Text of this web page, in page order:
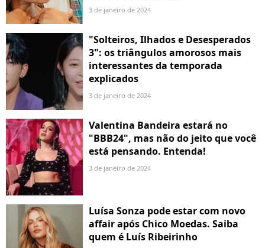
3 de janeiro de 2024
"Solteiros, Ilhados e Desesperados
3": os triângulos amorosos mais
interessantes da temporada
explicados
3 de janeiro de 2024
Valentina Bandeira estará no
"BBB24", mas não do jeito que você
está pensando. Entenda!
3 de janeiro de 2024
Luísa Sonza pode estar com novo
affair após Chico Moedas. Saiba
quem é Luís Ribeirinho